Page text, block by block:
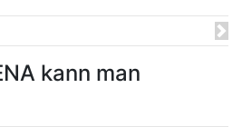
kann man